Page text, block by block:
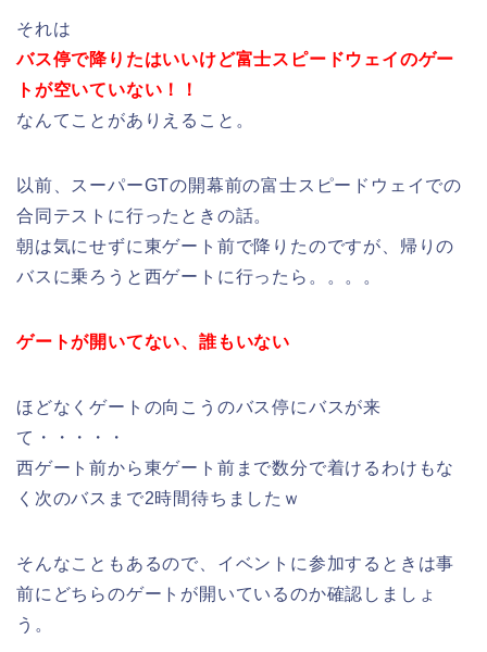
それは
バス停で降りたはいいけど富士スピードウェイのゲー
トが空いていない！！
なんてことがありえること。
以前、スーパーGTの開幕前の富士スピードウェイでの
合同テストに行ったときの話。
朝は気にせずに東ゲート前で降りたのですが、帰りの
バスに乗ろうと西ゲートに行ったら。。。。
ゲートが開いてない、誰もいない
ほどなくゲートの向こうのバス停にバスが来
て・・・・・
西ゲート前から東ゲート前まで数分で着けるわけもな
く次のバスまで2時間待ちましたｗ
そんなこともあるので、イベントに参加するときは事
前にどちらのゲートが開いているのか確認しましょ
う。